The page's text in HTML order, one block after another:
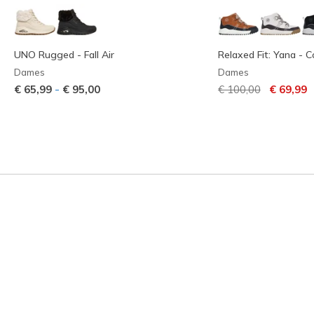
UNO Rugged - Fall Air
Dames
€ 65,99 - € 95,00
Relaxed Fit: Yana -
Dames
Prijs verlaagd van
€ 100,00naar
€ 69,99